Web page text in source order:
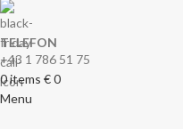
TELEFON
+43 1 786 51 75
0items €0
Menu